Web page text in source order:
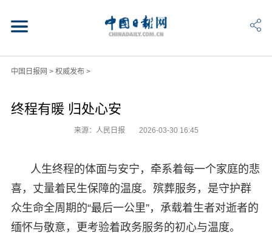
中国日报网 > 权威发布>
终程有暖 归处心安
来源：人民日报 2026-03-30 16:45
人生终程的体面与安宁，牵系着每一个家庭的悲
喜，丈量着民生保障的温度。殡葬服务，是守护群
众生命全周期的“最后一公里”，承载着生者对逝者的
缅怀与敬意，更考验着政务服务的初心与温度。